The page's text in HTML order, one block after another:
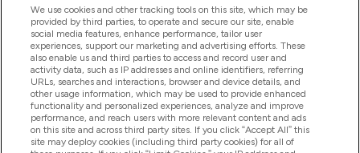
ヘルプ＆ガイド
商品について
会社概要
We use cookies and other tracking tools on this site, which may be
provided by third parties, to operate and secure our site, enable
social media features, enhance performance, tailor user
experiences, support our marketing and advertising efforts. These
also enable us and third parties to access and record user and
activity data, such as IP addresses and online identifiers, referring
URLs, searches and interactions, browser and device details, and
other usage information, which may be used to provide enhanced
functionality and personalized experiences, analyze and improve
performance, and reach users with more relevant content and ads
on this site and across third party sites. If you click “Accept All” this
site may deploy cookies (including third party cookies) for all of